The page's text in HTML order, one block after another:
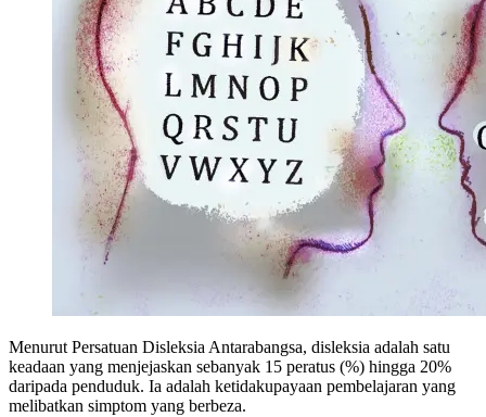
Menurut Persatuan Disleksia Antarabangsa, disleksia adalah satu
keadaan yang menjejaskan sebanyak 15 peratus (%) hingga 20%
daripada penduduk. Ia adalah ketidakupayaan pembelajaran yang
melibatkan simptom yang berbeza.